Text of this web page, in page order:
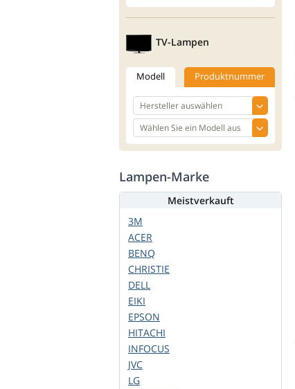
TV-Lampen
Modell Produktnummer
Lampen-Marke
Meistverkauft
3M
ACER
BENQ
CHRISTIE
DELL
EIKI
EPSON
HITACHI
INFOCUS
JVC
LG